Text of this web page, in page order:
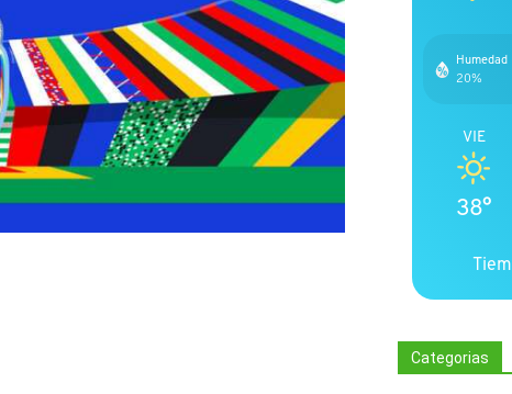
Humedad
20%
VIE
38°
Categorias